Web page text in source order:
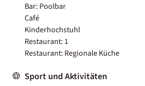
Bar: Poolbar
Café
Kinderhochstuhl
Restaurant: 1
Restaurant: Regionale Küche
Sport und Aktivitäten